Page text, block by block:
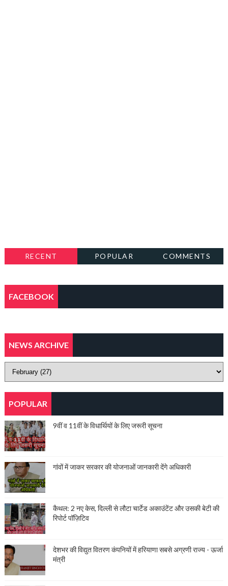
RECENT POPULAR COMMENTS
FACEBOOK
NEWS ARCHIVE
POPULAR
9वीं व 11वीं के विधार्थियों के लिए जरूरी सूचना
गांवों में जाकर सरकार की योजनाओं जानकारी देंगे अधिकारी
कैथल: 2 नए केस, दिल्ली से लौटा चार्टेड अकाउंटेंट और उसकी बेटी की
रिपोर्ट पॉज़िटिव
देशभर की विद्युत वितरण कंपनियों में हरियाणा सबसे अग्रणी राज्य - ऊर्जा
मंत्री